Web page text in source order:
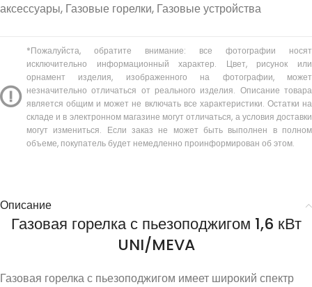
аксессуары, Газовые горелки, Газовые устройства
*Пожалуйста, обратите внимание: все фотографии носят
исключительно информационный характер. Цвет, рисунок или
орнамент изделия, изображенного на фотографии, может
незначительно отличаться от реального изделия. Описание товара
является общим и может не включать все характеристики. Остатки на
складе и в электронном магазине могут отличаться, а условия доставки
могут измениться. Если заказ не может быть выполнен в полном
объеме, покупатель будет немедленно проинформирован об этом.
Описание
Газовая горелка с пьезоподжигом 1,6 кВт
UNI/MEVA
Газовая горелка с пьезоподжигом имеет широкий спектр